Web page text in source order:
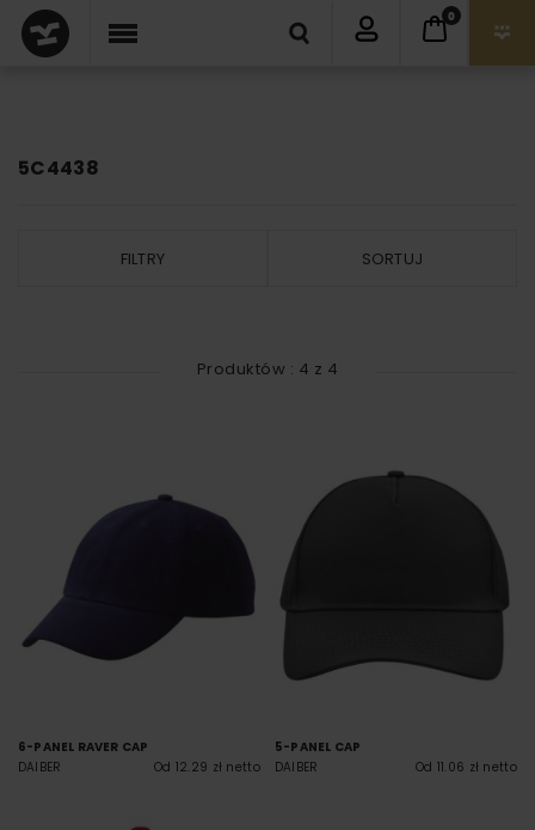
0
5C4438
FILTRY SORTUJ
Produktów : 4 z 4
6-PANEL RAVER CAP
DAIBER
Od 12.29 zł netto
5-PANEL CAP
DAIBER
Od 11.06 zł netto